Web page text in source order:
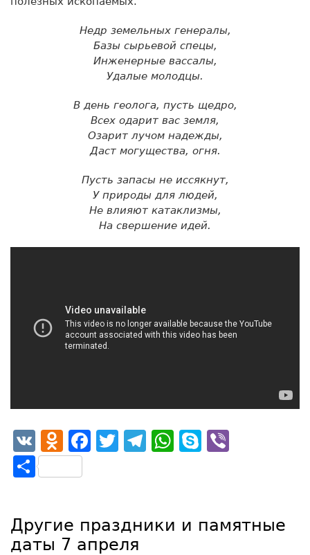
Недр земельных генералы,
Базы сырьевой спецы,
Инженерные вассалы,
Удалые молодцы.
В день геолога, пусть щедро,
Всех одарит вас земля,
Озарит лучом надежды,
Даст могущества, огня.
Пусть запасы не иссякнут,
У природы для людей,
Не влияют катаклизмы,
На свершение идей.
VK Odnoklassniki
Facebook
Twitter
Telegram
WhatsApp
Skype
Отправить
Другие праздники и памятные
даты 7 апреля